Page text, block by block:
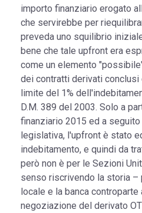
importo finanziario erogato
che servirebbe per
preveda uno squilibrio
bene che tale upfront era
come un elemento
dei contratti derivati
limite del 1%
D.M. 389 del 2003. Solo a
finanziario 2015 ed a
legislativa, l'upfront è stato
indebitamento, e quindi da
però non è per le Sezioni
senso riscrivendo la storia –
locale e la banca
negoziazione del derivato